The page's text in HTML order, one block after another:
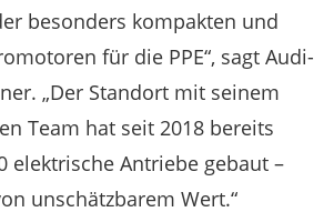
besonders kompakten und
für die PPE“, sagt Audi-
„Der Standort mit seinem
Team hat seit 2018 bereits
elektrische Antriebe gebaut –
unschätzbarem Wert.“